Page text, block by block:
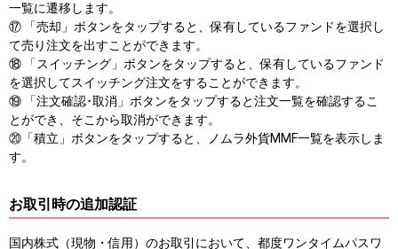
一覧に​遷移します。​
⑰ ​「売却」​ボタンを​タップすると、​保有している​ファンドを​選択し
て​売り注文を​出すことができます。​
⑱ ​「スイッチング」​ボタンを​タップすると、​保有している​ファンド
を​選択して​スイッチング注文を​する​ことができます。​
⑲ ​「注文確認･取消」​ボタンを​タップすると​注文一覧を​確認する​こ
とができ、​そこから​取消が​できます。​
⑳「積立」​ボタンを​タップすると、​ノムラ外貨MMF一覧を​表示しま
す。
お取引時の追加認証
国内株式（現物・信用）のお取引において、都度ワンタイムパスワ